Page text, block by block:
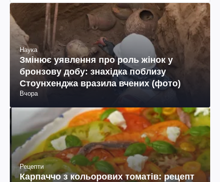
Наука
Змінює уявлення про роль жінок у
бронзову добу: знахідка поблизу
Стоунхенджа вразила вчених (фото)
Вчора
Рецепти
Карпаччо з кольорових томатів: рецепт